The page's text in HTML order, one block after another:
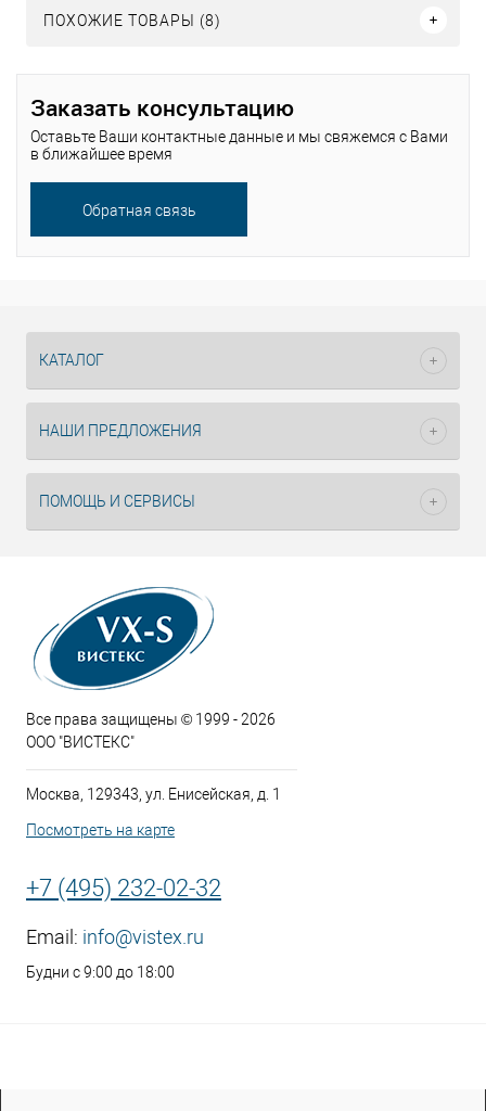
ПОХОЖИЕ ТОВАРЫ (8)
Заказать консультацию
Оставьте Ваши контактные данные и мы свяжемся с Вами
в ближайшее время
Обратная связь
КАТАЛОГ
НАШИ ПРЕДЛОЖЕНИЯ
ПОМОЩЬ И СЕРВИСЫ
Все права защищены © 1999 - 2026
ООО "ВИСТЕКС"
Москва, 129343, ул. Енисейская, д. 1
Посмотреть на карте
+7 (495) 232-02-32
Email: info@vistex.ru
Будни с 9:00 до 18:00